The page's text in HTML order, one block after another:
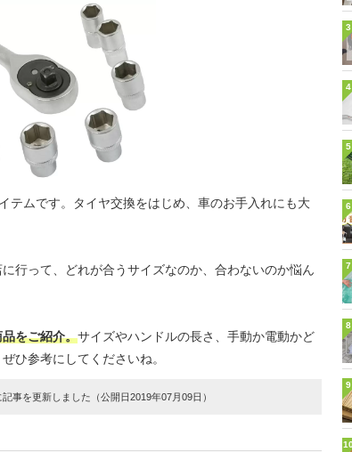
テムです。タイヤ交換をはじめ、車のお手入れにも大
行って、どれが合うサイズなのか、合わないのか悩ん
をご紹介。サイズやハンドルの長さ、手動か電動かど
ひ参考にしてくださいね。
事を更新しました（公開日2019年07月09日）
3
4
5
6
7
8
9